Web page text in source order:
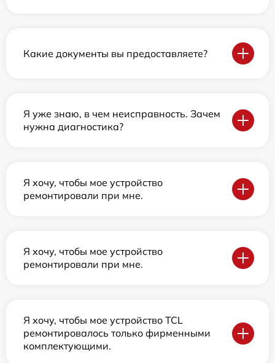
Какие документы вы предоставляете?
Я уже знаю, в чем неисправность. Зачем
нужна диагностика?
Я хочу, чтобы мое устройство
ремонтировали при мне.
Я хочу, чтобы мое устройство
ремонтировали при мне.
Я хочу, чтобы мое устройство TCL
ремонтировалось только фирменными
комплектующими.